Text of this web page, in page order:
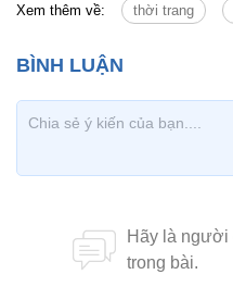
Xem thêm về: thời trang